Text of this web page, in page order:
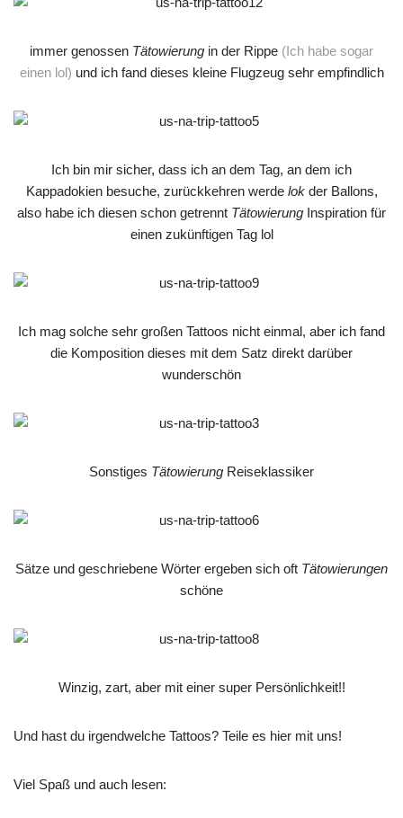
immer genossen Tätowierung in der Rippe (Ich habe sogar
einen lol) und ich fand dieses kleine Flugzeug sehr empfindlich
Ich bin mir sicher, dass ich an dem Tag, an dem ich
Kappadokien besuche, zurückkehren werde lokder Ballons,
also habe ich diesen schon getrennt Tätowierung Inspiration für
einen zukünftigen Tag lol
Ich mag solche sehr großen Tattoos nicht einmal, aber ich fand
die Komposition dieses mit dem Satz direkt darüber
wunderschön
Sonstiges Tätowierung Reiseklassiker
Sätze und geschriebene Wörter ergeben sich oft Tätowierungen
schöne
Winzig, zart, aber mit einer super Persönlichkeit!!
Und hast du irgendwelche Tattoos? Teile es hier mit uns!
Viel Spaß und auch lesen: